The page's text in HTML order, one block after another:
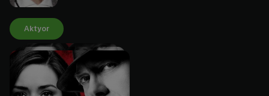
Aktyor